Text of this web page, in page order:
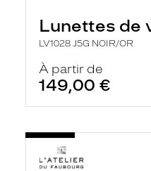
Lunettes de
LV1028 J5G NOIR/OR
À partir de
149,00 €